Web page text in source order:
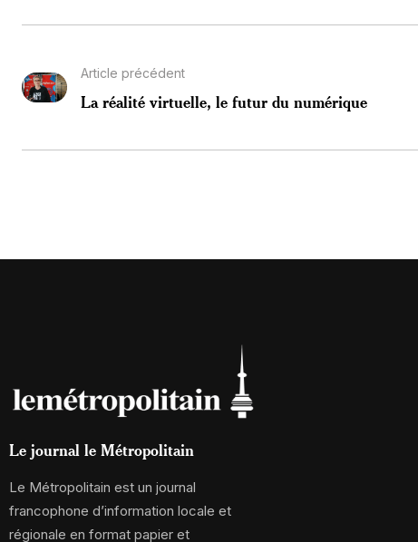
Article précédent
La réalité virtuelle, le futur du numérique
Le journal le Métropolitain
Le Métropolitain est un journal
francophone d’information locale et
régionale en format papier et